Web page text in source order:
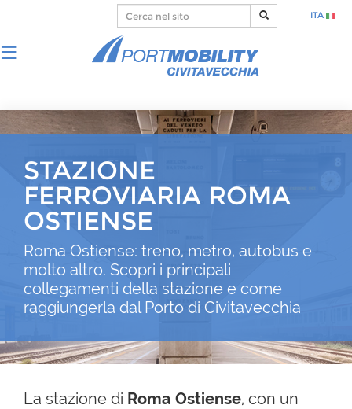
ITA
STAZIONE
FERROVIARIA ROMA
OSTIENSE
Roma Ostiense: treno, metro, autobus e
molto altro. Scopri i principali
collegamenti della stazione e come
raggiungerla dal Porto di Civitavecchia
La stazione di Roma Ostiense, con un